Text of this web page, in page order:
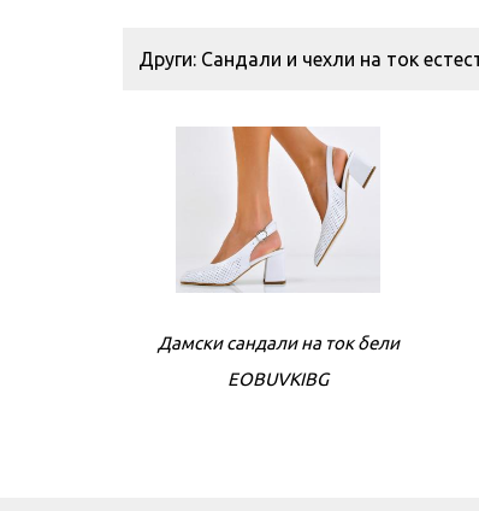
Други: Сандали и чехли на ток
Дамски сандали на ток бeли
EOBUVKIBG